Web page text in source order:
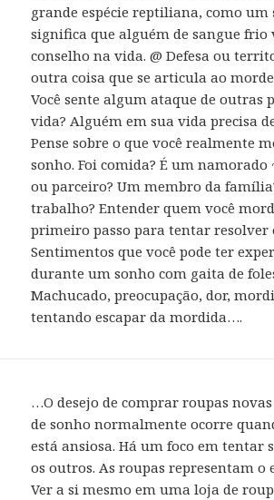
grande espécie reptiliana, como um
significa que alguém de sangue frio
conselho na vida. @ Defesa ou
outra coisa que se articula ao
Você sente algum ataque de outras
vida? Alguém em sua vida precisa
Pense sobre o que você realmente
sonho. Foi comida? É um namorado
ou parceiro? Um membro da
trabalho? Entender quem você
primeiro passo para tentar resolver
Sentimentos que você pode ter
durante um sonho com gaita de
Machucado, preocupação, dor,
tentando escapar da mordida….
…O desejo de comprar roupas
de sonho normalmente ocorre
está ansiosa. Há um foco em tentar
os outros. As roupas representam o
Ver a si mesmo em uma loja de